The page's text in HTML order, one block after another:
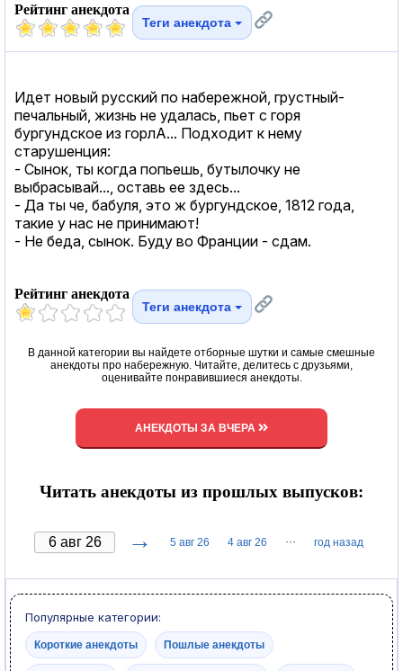
Рейтинг анекдота
Теги анекдота
Идет новый русский по набережной, грустный-
печальный, жизнь не удалась, пьет с горя
бургундское из горлА... Подходит к нему
старушенция:
- Сынок, ты когда попьешь, бутылочку не
выбрасывай..., оставь ее здесь...
- Да ты че, бабуля, это ж бургундское, 1812 года,
такие у нас не принимают!
- Не беда, сынок. Буду во Франции - сдам.
Рейтинг анекдота
Теги анекдота
В данной категории вы найдете отборные шутки и самые смешные
анекдоты про набережную. Читайте, делитесь с друзьями,
оценивайте понравившиеся анекдоты.
АНЕКДОТЫ ЗА ВЧЕРА
Читать анекдоты из прошлых выпусков:
→ 5 авг 26 4 авг 26 ··· год назад
Популярные категории:
Короткие анекдоты Пошлые анекдоты